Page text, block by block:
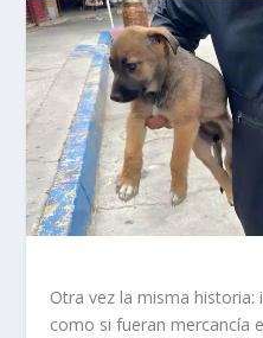
Otra vez la misma historia:
como si fueran mercancía